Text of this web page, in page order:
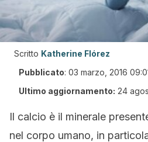
Scritto Katherine Flórez
Pubblicato: 03 marzo, 2016
Ultimo aggiornamento: 24
Il calcio è il minerale
nel corpo umano, in